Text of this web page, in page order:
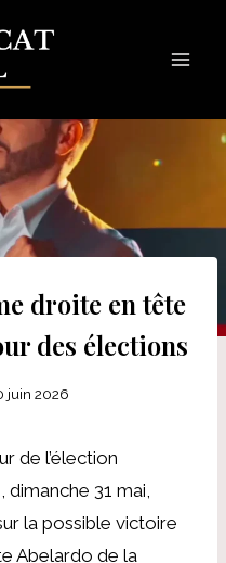
droite en tête
des élections
juin 2026
de l’élection
31 mai,
la possible victoire
Abelardo de la